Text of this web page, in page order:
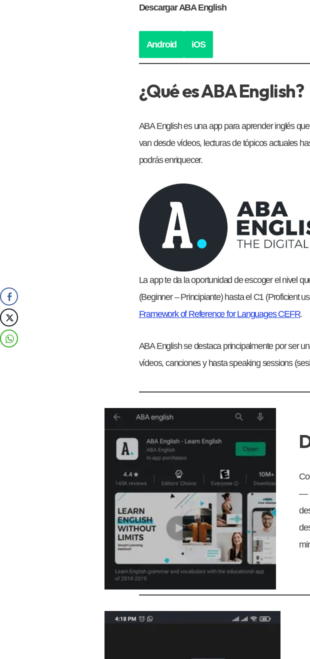
Descargar ABA English
Android iOS
¿Qué es ABA English?
ABA English es una app para aprender inglés
van desde vídeos, lecturas de tópicos actuales
podrás enriquecer.
La app te da la oportunidad de escoger el nivel
(Beginner – Principiante) hasta el C1 (Proficient
Framework of Reference for Languages CEFR.
ABA English se destaca principalmente por ser
vídeos, canciones y hasta speaking sessions
—